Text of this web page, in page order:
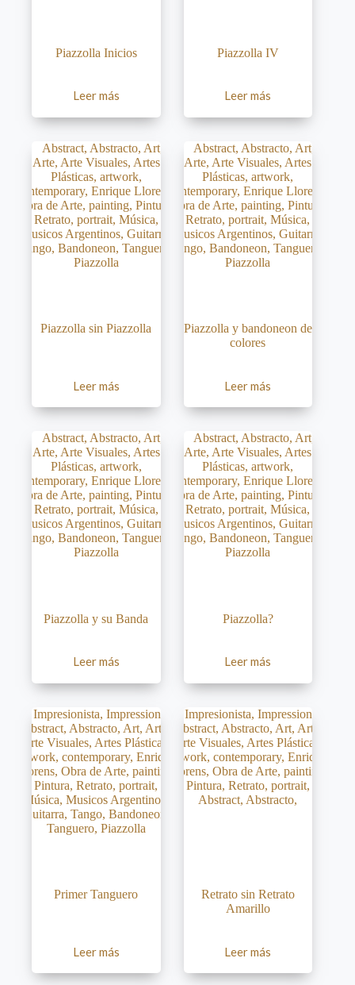
Piazzolla Inicios
Leer más
Piazzolla IV
Leer más
Piazzolla sin Piazzolla
Leer más
Piazzolla y bandoneon de
colores
Leer más
Piazzolla y su Banda
Leer más
Piazzolla?
Leer más
Primer Tanguero
Leer más
Retrato sin Retrato
Amarillo
Leer más